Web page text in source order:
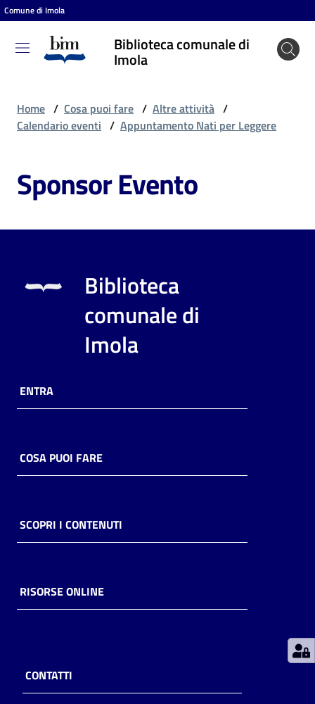
Vai al contenuto
Vai alla navigazione
Vai al footer
Comune di Imola
Biblioteca comunale di
Imola
Biblioteca
comunale
puoi
Risorse
online
Casa
Piani
storico
per
Home / Cosa puoi fare / Altre attività /
Calendario eventi / Appuntamento Nati per Leggere
Sponsor Evento
Biblioteca
comunale di
Imola
ENTRA
COSA PUOI FARE
SCOPRI I CONTENUTI
RISORSE ONLINE
CONTATTI